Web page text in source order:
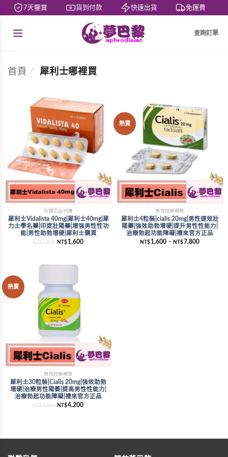
7天鑒賞 貨到付款 快速出貨 免運費
查詢訂單
首頁 / 犀利士哪裡買
印度正品代購
犀利士Vidalista 40mg|犀利士40mg|犀
力士學名藥|印度壯陽藥|增強男性性功
能|男性助勃增硬|犀利士購買
NT$1,700 NT$ 1,600
熱賣
男性壯陽補腎
犀利士4粒裝|cialis 20mg|男性速效壯
陽藥|強效助勃增硬|提升男性性能力|
治療勃起功能障礙|禮來官方正品
NT$ 1,600 – NT$ 7,800
熱賣
男性壯陽補腎
犀利士30粒裝|Cialis 20mg|強效助勃
增硬|治療男性陽萎|提高男性性能力|
治療勃起功能障礙|禮來官方正品
NT$4,500 NT$4,200